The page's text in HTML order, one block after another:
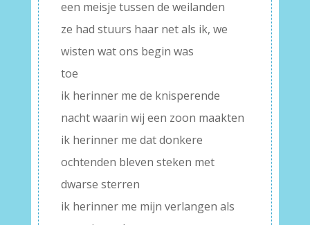
een meisje tussen de weilanden
ze had stuurs haar net als ik, we
wisten wat ons begin was
toe
ik herinner me de knisperende
nacht waarin wij een zoon maakten
ik herinner me dat donkere
ochtenden bleven steken met
dwarse sterren
ik herinner me mijn verlangen als